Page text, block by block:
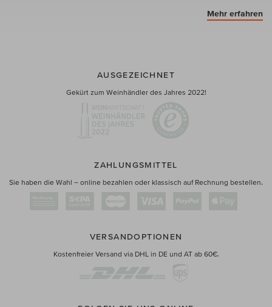
Mehr erfahren
AUSGEZEICHNET
Gekürt zum Weinhändler des Jahres 2022!
ZAHLUNGSMITTEL
Sie haben die Wahl – online bezahlen oder klassisch auf Rechnung bestellen.
VERSANDOPTIONEN
Kostenfreier Versand via DHL in DE und AT ab 60€.